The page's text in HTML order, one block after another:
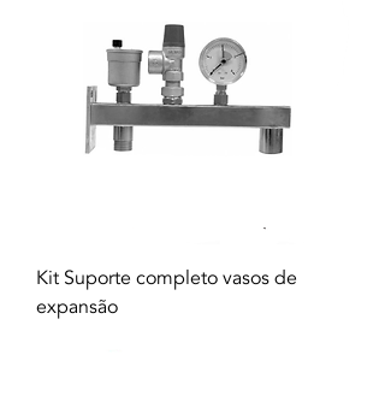
Kit Suporte completo vasos de
expansão